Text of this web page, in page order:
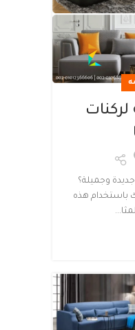
لركنات
وجميلة؟
باستخدام هذه